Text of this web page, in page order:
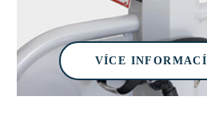
VÍCE INFORMACÍ